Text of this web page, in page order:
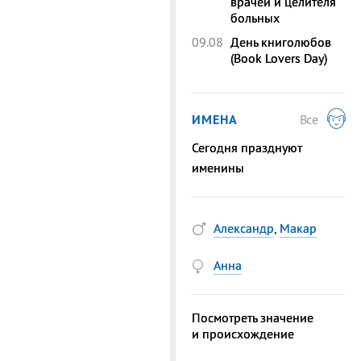
больных
09.08 День книголюбов
(Book Lovers Day)
ИМЕНА
Все
Сегодня празднуют
именины
Александр, Макар
Анна
Посмотреть значение
и происхождение